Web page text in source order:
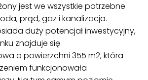
jest we wszystkie potrzebne
prąd, gaz i kanalizacja.
duży potencjał inwestycyjny,
znajduje się
o powierzchni 355 m2, która
funkcjonowała